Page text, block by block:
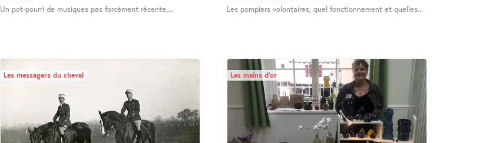
Un pot-pourri de musiques pas forcément récente,... Les pompiers volontaires, quel fonctionnement et quelles...
Les messagers du cheval Les mains d’or